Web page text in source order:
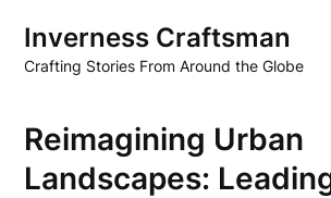
content
Inverness Craftsman
Crafting Stories From Around the Globe
Reimagining Urban
Landscapes: